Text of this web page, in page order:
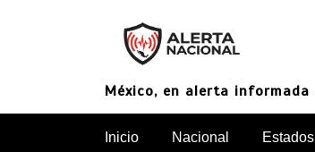
México, en alerta informada
Inicio Nacional Estados